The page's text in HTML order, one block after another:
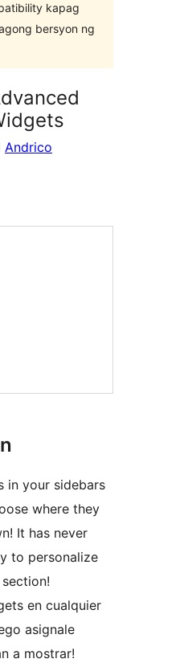
kapag
bersyon ng
Andrico
in your sidebars
where they
It has never
to personalize
en cualquier
asignale
a mostrar!